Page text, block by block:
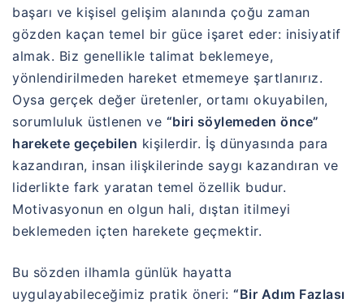
başarı ve kişisel gelişim alanında çoğu zaman
gözden kaçan temel bir güce işaret eder: inisiyatif
almak. Biz genellikle talimat beklemeye,
yönlendirilmeden hareket etmemeye şartlanırız.
Oysa gerçek değer üretenler, ortamı okuyabilen,
sorumluluk üstlenen ve “biri söylemeden önce”
harekete geçebilen kişilerdir. İş dünyasında para
kazandıran, insan ilişkilerinde saygı kazandıran ve
liderlikte fark yaratan temel özellik budur.
Motivasyonun en olgun hali, dıştan itilmeyi
beklemeden içten harekete geçmektir.
Bu sözden ilhamla günlük hayatta
uygulayabileceğimiz pratik öneri: “Bir Adım Fazlası